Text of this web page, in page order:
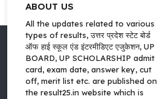
ABOUT US
All the updates related to various
types of results, उत्तर प्रदेश स्टेट बोर्ड
ऑफ हाई स्कूल एंड इंटरमीडिएट एजुकेशन, UP
BOARD, UP SCHOLARSHIP admit
card, exam date, answer key, cut
off, merit list etc. are published on
the result25.in website which is